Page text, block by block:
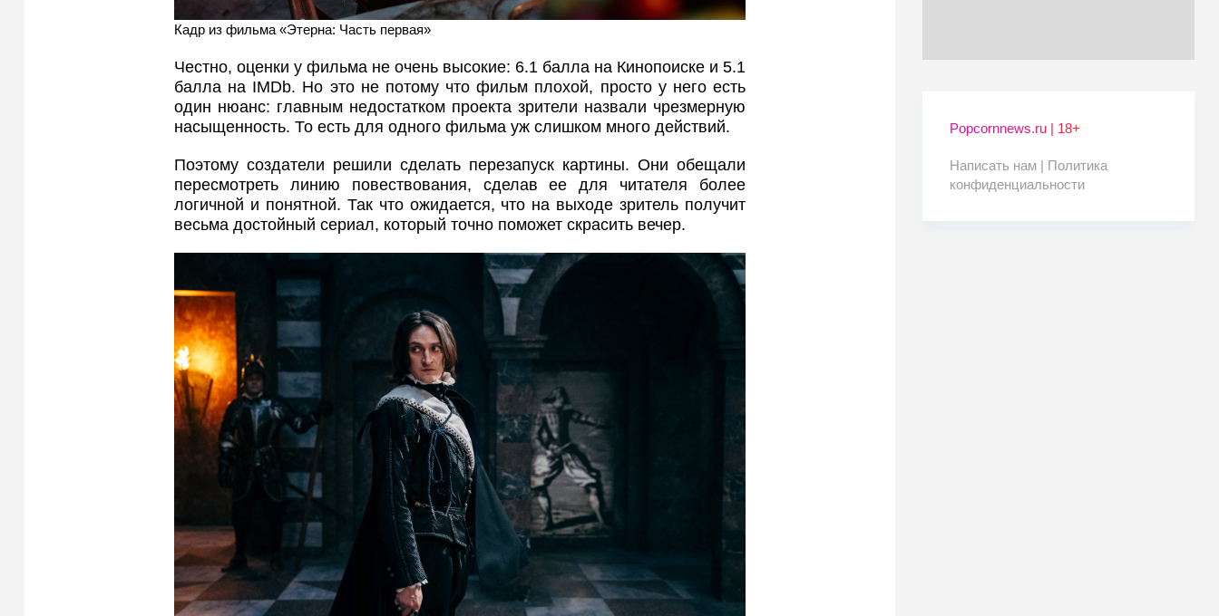
Кадр из фильма «‎Этерна: Часть первая»
Честно, оценки у фильма не очень высокие: 6.1 балла на Кинопоиске и 5.1
балла на IMDb. Но это не потому что фильм плохой, просто у него есть
один нюанс: главным недостатком проекта зрители назвали чрезмерную
насыщенность. То есть для одного фильма уж слишком много действий.
Поэтому создатели решили сделать перезапуск картины. Они обещали
пересмотреть линию повествования, сделав ее для читателя более
логичной и понятной. Так что ожидается, что на выходе зритель получит
весьма достойный сериал, который точно поможет скрасить вечер.
Popcornnews.ru | 18+
Написать нам | Политика
конфиденциальности